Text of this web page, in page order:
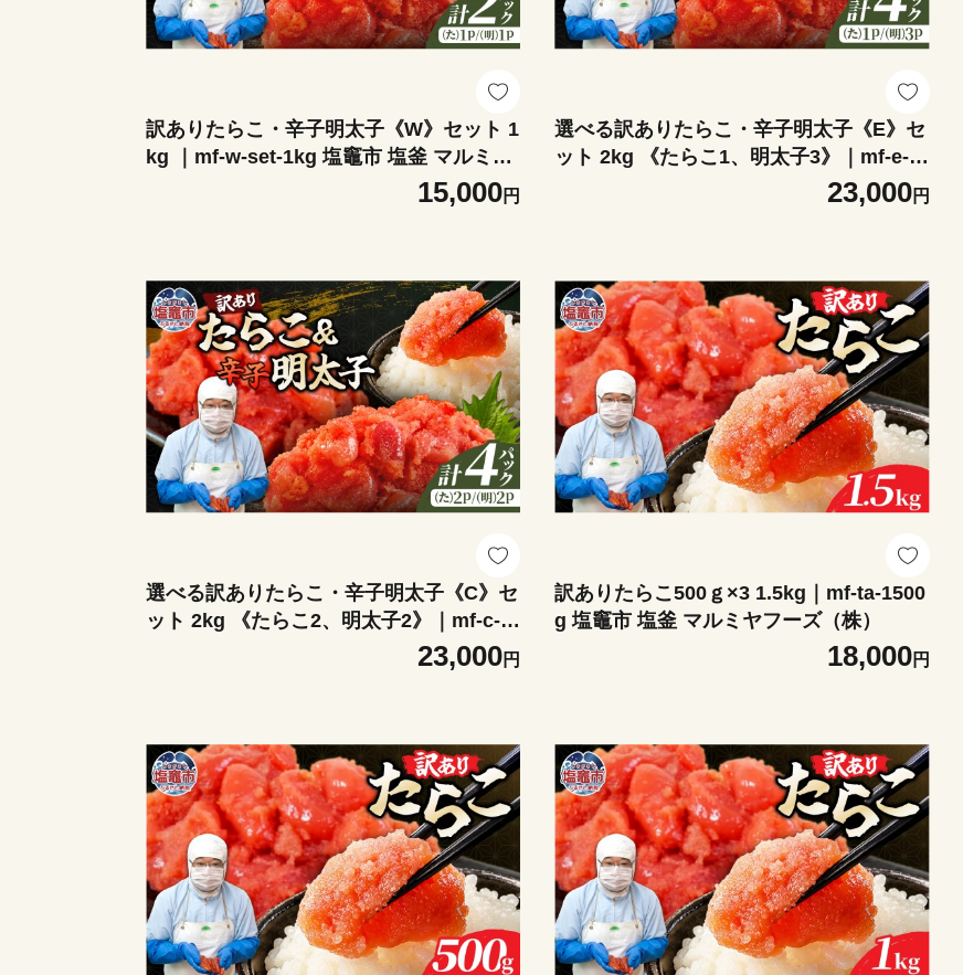
訳ありたらこ・辛子明太子《W》セット 1
kg ｜mf-w-set-1kg 塩竈市 塩釜 マルミヤ
15,000円
選べる訳ありたらこ・辛子明太子《E》セ
ット 2kg 《たらこ1、明太子3》｜mf-e-s
et-2kg 塩竈市 塩釜 マルミヤフーズ（株）
23,000円
選べる訳ありたらこ・辛子明太子《C》セ
ット 2kg 《たらこ2、明太子2》｜mf-c-s
et-2kg 塩竈市 塩釜 マルミヤフーズ（株）
23,000円
訳ありたらこ500ｇ×3 1.5kg｜mf-ta-1500
g 塩竈市 塩釜 マルミヤフーズ（株）
18,000円